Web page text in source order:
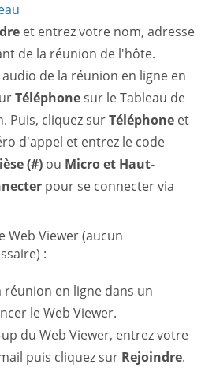
et entrez votre nom, adresse
de la réunion de l'hôte.
de la réunion en ligne en
Téléphonesur le Tableau de
Puis, cliquez surTéléphone et
d'appel et entrez le code
(#) ou Micro et Haut-
pour se connecter via
Web Viewer (aucun
:
réunion en ligne dans un
le Web Viewer.
du Web Viewer, entrez votre
puis cliquez sur Rejoindre.